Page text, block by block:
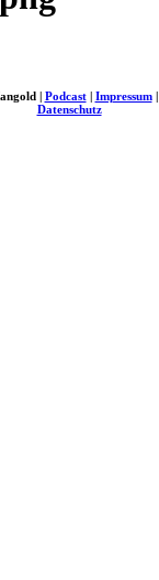
| Podcast| Impressum|
Datenschutz